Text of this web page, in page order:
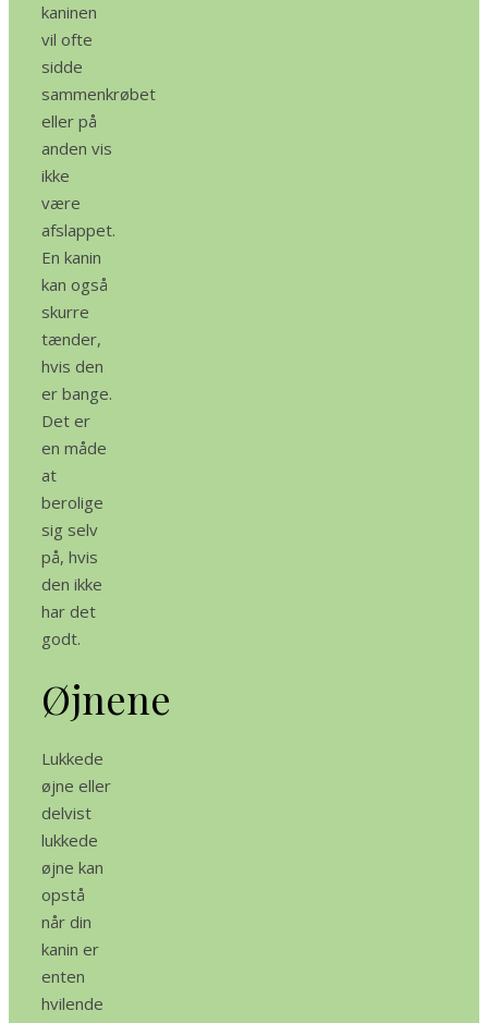
kaninen
vil ofte
sidde
sammenkrøbet
eller på
anden vis
ikke
være
afslappet.
En kanin
kan også
skurre
tænder,
hvis den
er bange.
Det er
en måde
at
berolige
sig selv
på, hvis
den ikke
har det
godt.
Øjnene
Lukkede
øjne eller
delvist
lukkede
øjne kan
opstå
når din
kanin er
enten
hvilende